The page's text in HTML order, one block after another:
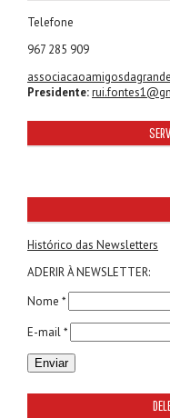
Telefone
967 285 909
Presidente:
Histórico das Newsletters
ADERIR À NEWSLETTER:
Nome *
E-mail *